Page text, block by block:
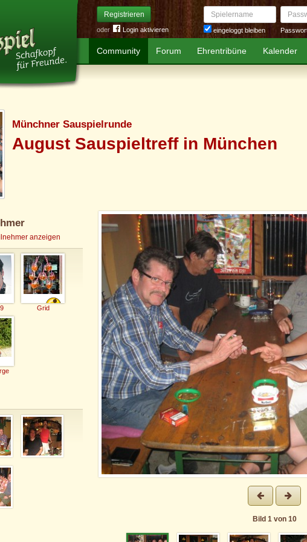
Registrieren
oder Login aktivieren
Spielername
eingeloggt bleiben
Passwort
Community Forum Ehrentribüne Kalender
Münchner Sauspielrunde
August Sauspieltreff in München
anzeigen
Grid
Bild 1von 10